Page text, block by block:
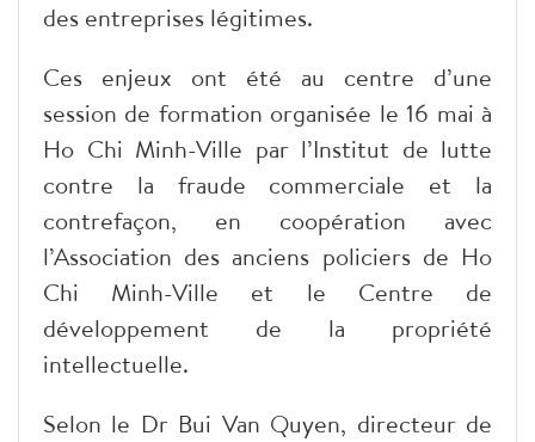
des entreprises légitimes.
​Ces enjeux ont été au centre d’une
session de formation organisée le 16 mai à
Ho Chi Minh-Ville par l’Institut de lutte
contre la fraude commerciale et la
contrefaçon, en coopération avec
l’Association des anciens policiers de Ho
Chi Minh-Ville et le Centre de
développement de la propriété
intellectuelle.
​Selon le Dr Bui Van Quyen, directeur de